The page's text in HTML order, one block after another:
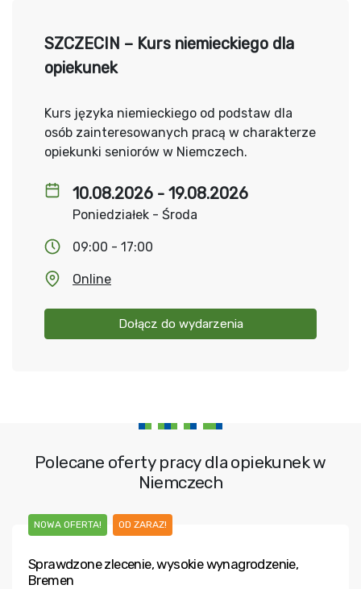
10.08.2026 - 19.08.2026
Poniedziałek - Środa
09:00 - 17:00
Online
Dołącz do wydarzenia
SZCZECIN – Kurs niemieckiego dla
opiekunek
Kurs języka niemieckiego od podstaw dla
osób zainteresowanych pracą w charakterze
opiekunki seniorów w Niemczech.
Polecane oferty pracy dla opiekunek w
Niemczech
NOWA OFERTA! OD ZARAZ!
Sprawdzone zlecenie, wysokie wynagrodzenie,
Bremen